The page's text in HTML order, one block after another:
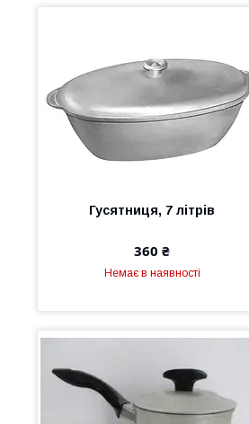
Гусятниця, 7 літрів
360 ₴
Немає в наявності